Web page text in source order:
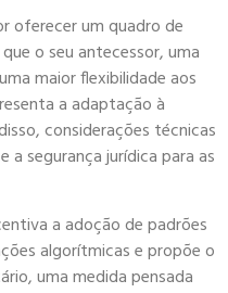
oferecer um quadro de
o seu antecessor, uma
maior flexibilidade aos
a adaptação à
considerações técnicas
a segurança jurídica para as
a adoção de padrões
algorítmicas e propõe o
uma medida pensada